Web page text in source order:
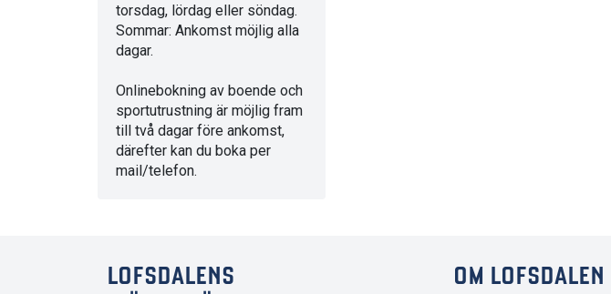
torsdag, lördag eller söndag.
Sommar: Ankomst möjlig alla
dagar.
Onlinebokning av boende och
sportutrustning är möjlig fram
till två dagar före ankomst,
därefter kan du boka per
mail/telefon.
LOFSDALENS
OM LOFSDALEN